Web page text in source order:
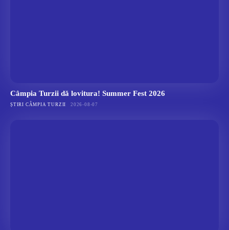
Câmpia Turzii dă lovitura! Summer Fest 2026
ȘTIRI CÂMPIA TURZII 2026-08-07